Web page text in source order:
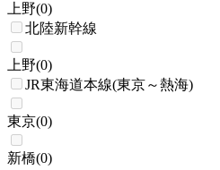
上野(0)
北陸新幹線
上野(0)
JR東海道本線(東京～熱海)
東京(0)
新橋(0)